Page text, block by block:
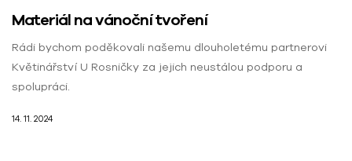
Materiál na vánoční tvoření
Rádi bychom poděkovali našemu dlouholetému partnerovi
Květinářství U Rosničky za jejich neustálou podporu a
spolupráci.
14. 11. 2024